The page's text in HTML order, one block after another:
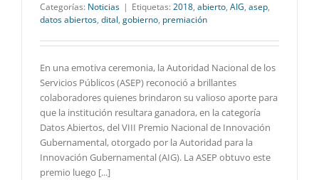
Categorías: Noticias | Etiquetas: 2018, abierto, AIG, asep,
datos abiertos, dital, gobierno, premiación
En una emotiva ceremonia, la Autoridad Nacional de los
Servicios Públicos (ASEP) reconoció a brillantes
colaboradores quienes brindaron su valioso aporte para
que la institución resultara ganadora, en la categoría
Datos Abiertos, del VIII Premio Nacional de Innovación
Gubernamental, otorgado por la Autoridad para la
Innovación Gubernamental (AIG). La ASEP obtuvo este
premio luego [...]